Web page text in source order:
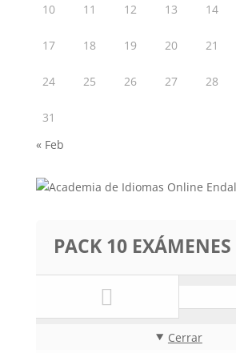
10 11 12 13 14
17 18 19 20 21
24 25 26 27 28
31
« Feb
PACK 10
Cerrar